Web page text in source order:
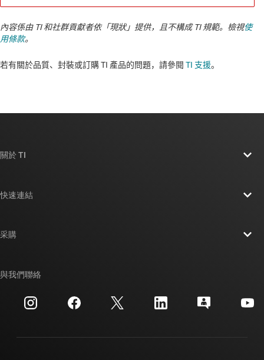
內容係由 TI 和社群貢獻者依「現狀」提供，且不構成 TI 規範。檢視使
用條款。
若有關於品質、封裝或訂購 TI 產品的問題，請參閱 TI 支援。​​​​​​​​​​​​​​
關於 TI
投資人關系
製造
快速連結
交互參考搜索
客戶支援中心
采購
訂購 FAQ
與我們聯絡